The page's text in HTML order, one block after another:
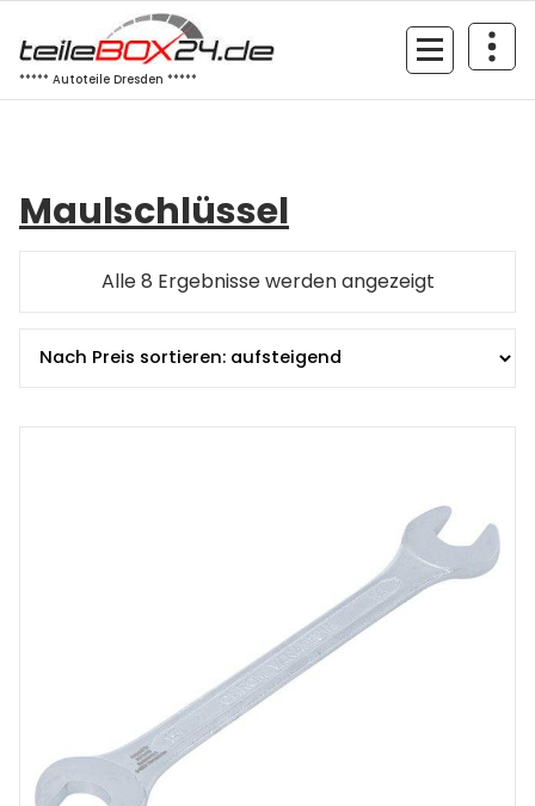
Inhalt
springen
***** Autoteile Dresden *****
Maulschlüssel
Alle 8 Ergebnisse werden angezeigtNach